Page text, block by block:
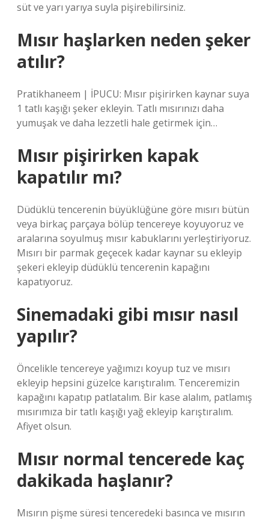
süt ve yarı yarıya suyla pişirebilirsiniz.
Mısır haşlarken neden şeker
atılır?
Pratikhaneem | İPUCU: Mısır pişirirken kaynar suya
1 tatlı kaşığı şeker ekleyin. Tatlı mısırınızı daha
yumuşak ve daha lezzetli hale getirmek için…
Mısır pişirirken kapak
kapatılır mı?
Düdüklü tencerenin büyüklüğüne göre mısırı bütün
veya birkaç parçaya bölüp tencereye koyuyoruz ve
aralarına soyulmuş mısır kabuklarını yerleştiriyoruz.
Mısırı bir parmak geçecek kadar kaynar su ekleyip
şekeri ekleyip düdüklü tencerenin kapağını
kapatıyoruz.
Sinemadaki gibi mısır nasıl
yapılır?
Öncelikle tencereye yağımızı koyup tuz ve mısırı
ekleyip hepsini güzelce karıştıralım. Tenceremizin
kapağını kapatıp patlatalım. Bir kase alalım, patlamış
mısırımıza bir tatlı kaşığı yağ ekleyip karıştıralım.
Afiyet olsun.
Mısır normal tencerede kaç
dakikada haşlanır?
Mısırın pişme süresi tenceredeki basınca ve mısırın